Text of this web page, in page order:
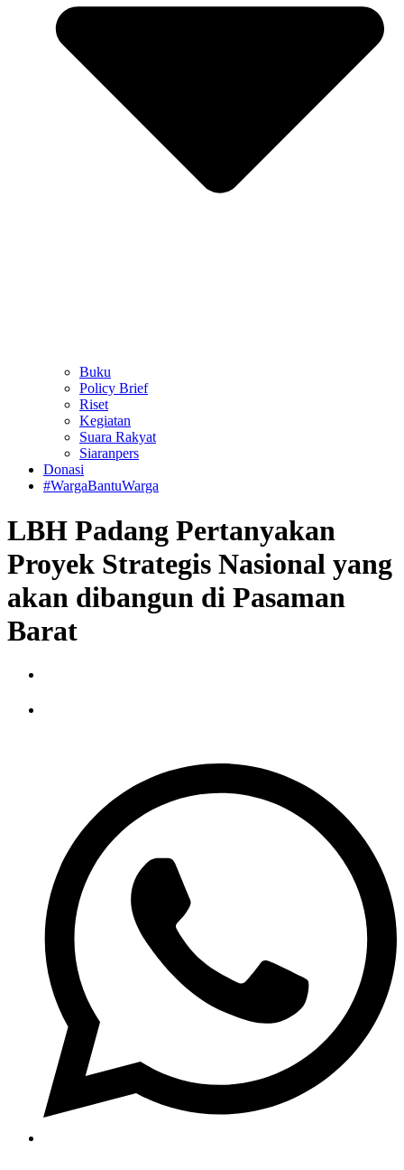
Buku
Policy Brief
Riset
Kegiatan
Suara Rakyat
Siaranpers
Donasi
#WargaBantuWarga
LBH Padang Pertanyakan
Proyek Strategis Nasional yang
akan dibangun di Pasaman
Barat